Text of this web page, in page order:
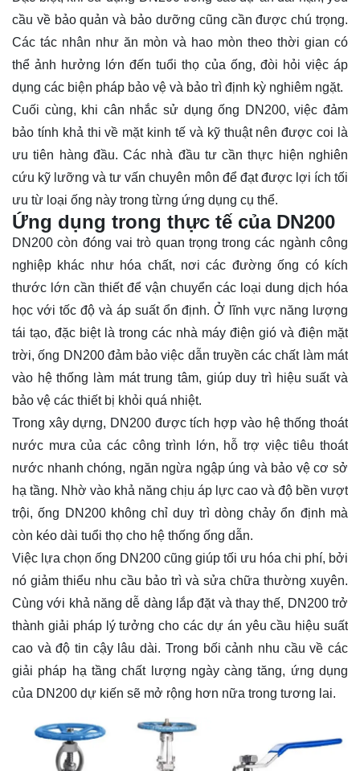
cầu về bảo quản và bảo dưỡng cũng cần được chú trọng.
Các tác nhân như ăn mòn và hao mòn theo thời gian có
thể ảnh hưởng lớn đến tuổi thọ của ống, đòi hỏi việc áp
dụng các biện pháp bảo vệ và bảo trì định kỳ nghiêm ngặt.
Cuối cùng, khi cân nhắc sử dụng ống DN200, việc đảm
bảo tính khả thi về mặt kinh tế và kỹ thuật nên được coi là
ưu tiên hàng đầu. Các nhà đầu tư cần thực hiện nghiên
cứu kỹ lưỡng và tư vấn chuyên môn để đạt được lợi ích tối
ưu từ loại ống này trong từng ứng dụng cụ thể.
Ứng dụng trong thực tế của DN200
DN200 còn đóng vai trò quan trọng trong các ngành công
nghiệp khác như hóa chất, nơi các đường ống có kích
thước lớn cần thiết để vận chuyển các loại dung dịch hóa
học với tốc độ và áp suất ổn định. Ở lĩnh vực năng lượng
tái tạo, đặc biệt là trong các nhà máy điện gió và điện mặt
trời, ống DN200 đảm bảo việc dẫn truyền các chất làm mát
vào hệ thống làm mát trung tâm, giúp duy trì hiệu suất và
bảo vệ các thiết bị khỏi quá nhiệt.
Trong xây dựng, DN200 được tích hợp vào hệ thống thoát
nước mưa của các công trình lớn, hỗ trợ việc tiêu thoát
nước nhanh chóng, ngăn ngừa ngập úng và bảo vệ cơ sở
hạ tầng. Nhờ vào khả năng chịu áp lực cao và độ bền vượt
trội, ống DN200 không chỉ duy trì dòng chảy ổn định mà
còn kéo dài tuổi thọ cho hệ thống ống dẫn.
Việc lựa chọn ống DN200 cũng giúp tối ưu hóa chi phí, bởi
nó giảm thiểu nhu cầu bảo trì và sửa chữa thường xuyên.
Cùng với khả năng dễ dàng lắp đặt và thay thế, DN200 trở
thành giải pháp lý tưởng cho các dự án yêu cầu hiệu suất
cao và độ tin cậy lâu dài. Trong bối cảnh nhu cầu về các
giải pháp hạ tầng chất lượng ngày càng tăng, ứng dụng
của DN200 dự kiến sẽ mở rộng hơn nữa trong tương lai.